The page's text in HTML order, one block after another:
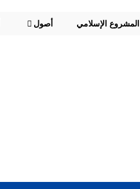
أصول المشروع الإسلامي